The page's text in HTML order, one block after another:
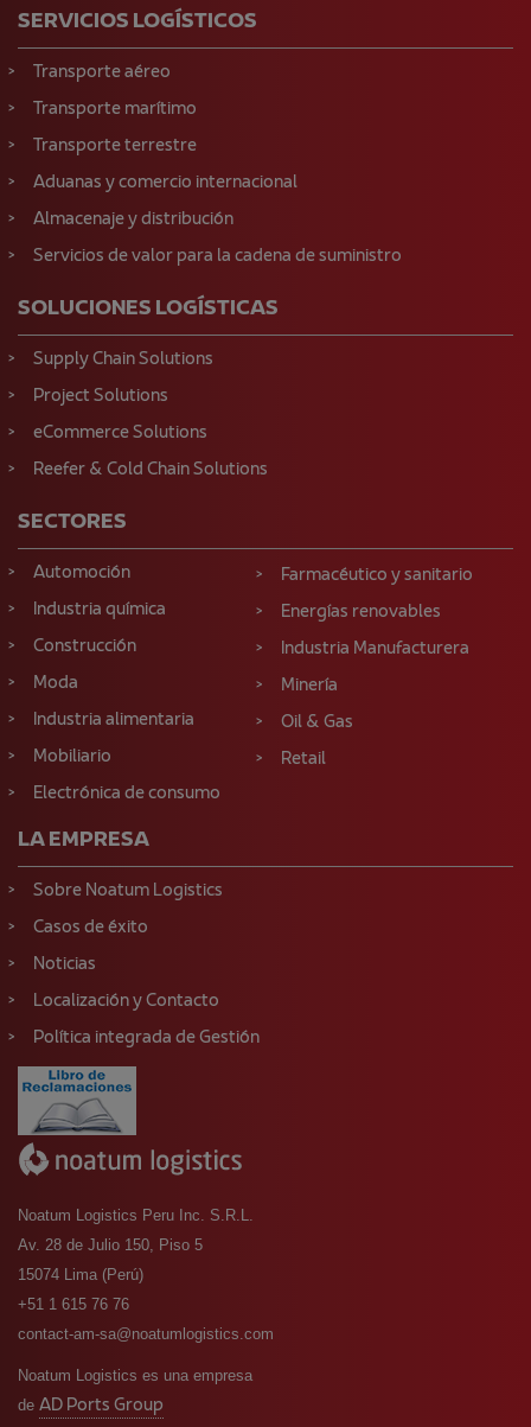
SERVICIOS LOGÍSTICOS
Transporte aéreo
Transporte marítimo
Transporte terrestre
Aduanas y comercio internacional
Almacenaje y distribución
Servicios de valor para la cadena de suministro
SOLUCIONES LOGÍSTICAS
Supply Chain Solutions
Project Solutions
eCommerce Solutions
Reefer & Cold Chain Solutions
SECTORES
Automoción
Industria química
Construcción
Moda
Industria alimentaria
Mobiliario
Electrónica de consumo
Farmacéutico y sanitario
Energías renovables
Industria Manufacturera
Minería
Oil & Gas
Retail
LA EMPRESA
Sobre Noatum Logistics
Casos de éxito
Noticias
Localización y Contacto
Política integrada de Gestión
Noatum Logistics Peru Inc. S.R.L.
Av. 28 de Julio 150, Piso 5
15074 Lima (Perú)
+51 1 615 76 76
contact-am-sa@noatumlogistics.com
Noatum Logistics es una empresa
de AD Ports Group